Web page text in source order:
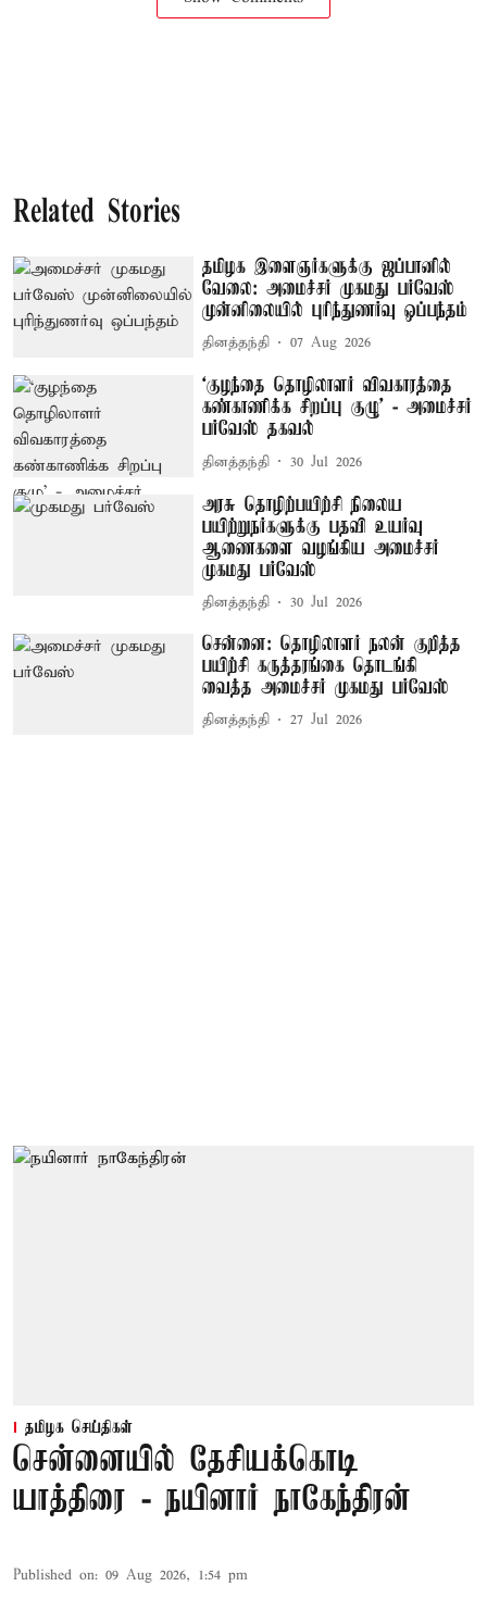
Related Stories
தமிழக இளைஞர்களுக்கு ஜப்பானில்
வேலை: அமைச்சர் முகமது பர்வேஸ்
முன்னிலையில் புரிந்துணர்வு ஒப்பந்தம்
தினத்தந்தி 07 Aug 2026
‘குழந்தை தொழிலாளர் விவகாரத்தை
கண்காணிக்க சிறப்பு குழு’ - அமைச்சர்
பர்வேஸ் தகவல்
தினத்தந்தி 30 Jul 2026
அரசு தொழிற்பயிற்சி நிலைய
பயிற்றுநர்களுக்கு பதவி உயர்வு
ஆணைகளை வழங்கிய அமைச்சர்
முகமது பர்வேஸ்
தினத்தந்தி 30 Jul 2026
சென்னை: தொழிலாளர் நலன் குறித்த
பயிற்சி கருத்தரங்கை தொடங்கி
வைத்த அமைச்சர் முகமது பர்வேஸ்
தினத்தந்தி 27 Jul 2026
தமிழக செய்திகள்
சென்னையில் தேசியக்கொடி
யாத்திரை - நயினார் நாகேந்திரன்
Published on: 09 Aug 2026, 1:54 pm